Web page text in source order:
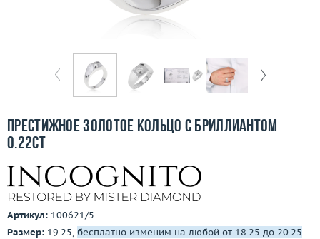
Бесплатная доставка
О компании
Контакты
3D-тур по шоуруму
Престижное золотое кольцо с бриллиантом
0.22ct
Артикул: 100621/5
Размер: 19.25, бесплатно изменим на любой от 18.25 до 20.25